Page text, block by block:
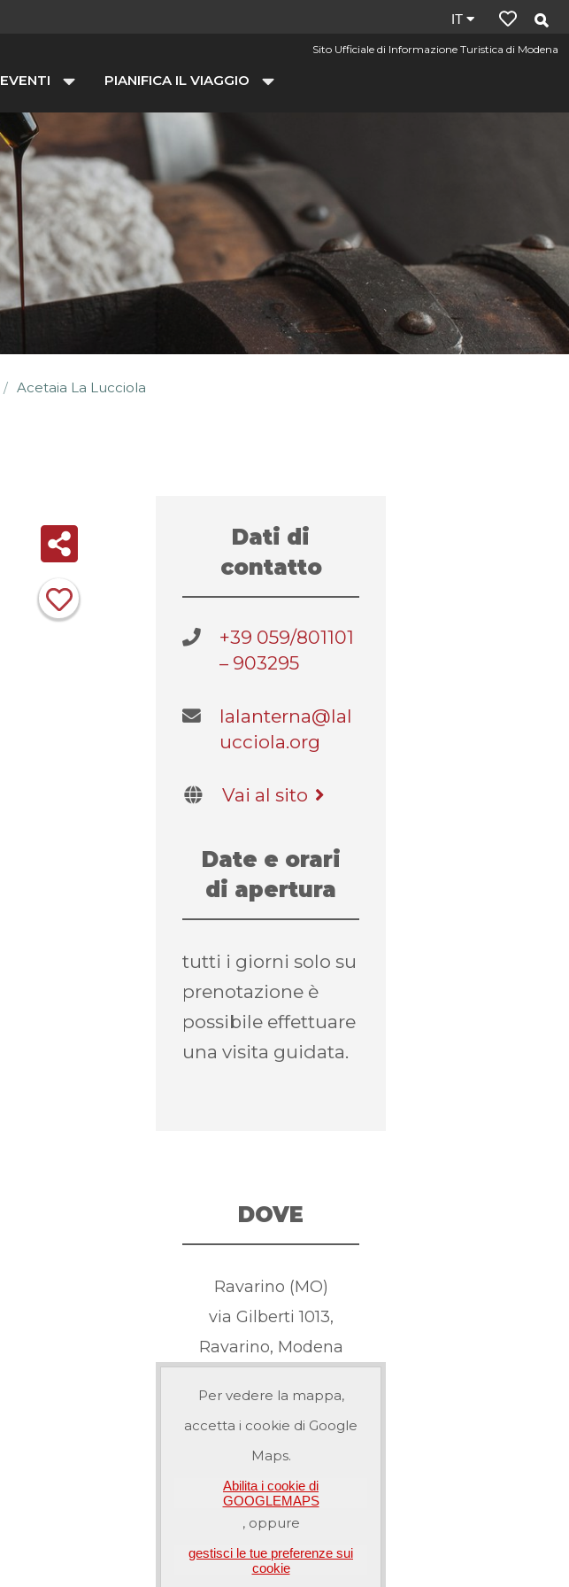
Sito Ufficiale di Informazione Turistica di Modena
EVENTI PIANIFICA IL VIAGGIO
Lingua
del
IT
/ Acetaia La Lucciola
Dati di
contatto
+39 059/801101
– 903295
lalanterna@lal
ucciola.org
Vai al sito
Date e orari
di apertura
tutti i giorni solo su
prenotazione è
possibile effettuare
una visita guidata.
DOVE
Ravarino (MO)
via Gilberti 1013,
Ravarino, Modena
Per vedere la mappa,
accetta i cookie di Google
Maps.
Abilita i cookie di
GOOGLEMAPS
, oppure
gestisci le tue preferenze sui
cookie